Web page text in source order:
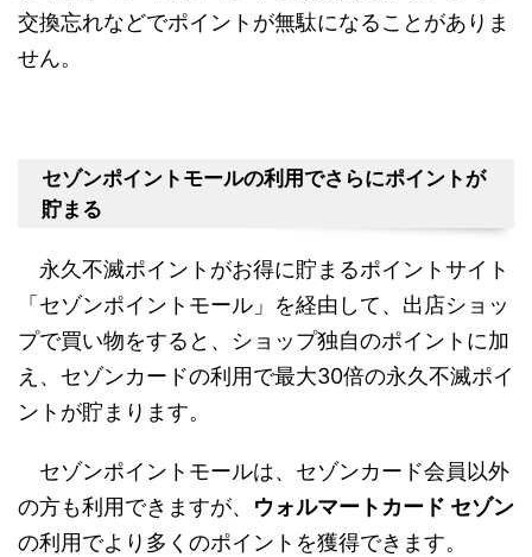
交換忘れなどでポイントが無駄になることがありま
せん。
セゾンポイントモールの利用でさらにポイントが
貯まる
永久不滅ポイントがお得に貯まるポイントサイト
「セゾンポイントモール」を経由して、出店ショッ
プで買い物をすると、ショップ独自のポイントに加
え、セゾンカードの利用で最大30倍の永久不滅ポイ
ントが貯まります。
セゾンポイントモールは、セゾンカード会員以外
の方も利用できますが、 ウォルマートカード セゾン
の利用でより多くのポイントを獲得できます。